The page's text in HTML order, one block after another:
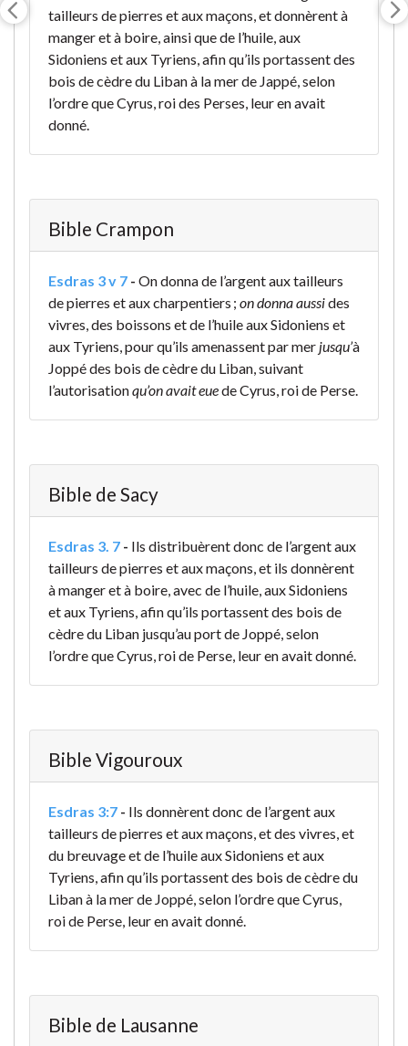
tailleurs de pierres et aux maçons, et donnèrent à
manger et à boire, ainsi que de l’huile, aux
Sidoniens et aux Tyriens, afin qu’ils portassent des
bois de cèdre du Liban à la mer de Jappé, selon
l’ordre que Cyrus, roi des Perses, leur en avait
donné.
Bible Crampon
Esdras 3 v 7 - On donna de l’argent aux tailleurs
de pierres et aux charpentiers ; on donna aussides
vivres, des boissons et de l’huile aux Sidoniens et
aux Tyriens, pour qu’ils amenassent par mer jusqu’à
Joppé des bois de cèdre du Liban, suivant
l’autorisationqu’on avait euede Cyrus, roi de Perse.
Bible de Sacy
Esdras 3. 7 - Ils distribuèrent donc de l’argent aux
tailleurs de pierres et aux maçons, et ils donnèrent
à manger et à boire, avec de l’huile, aux Sidoniens
et aux Tyriens, afin qu’ils portassent des bois de
cèdre du Liban jusqu’au port de Joppé, selon
l’ordre que Cyrus, roi de Perse, leur en avait donné.
Bible Vigouroux
Esdras 3:7 - Ils donnèrent donc de l’argent aux
tailleurs de pierres et aux maçons, et des vivres, et
du breuvage et de l’huile aux Sidoniens et aux
Tyriens, afin qu’ils portassent des bois de cèdre du
Liban à la mer de Joppé, selon l’ordre que Cyrus,
roi de Perse, leur en avait donné.
Bible de Lausanne